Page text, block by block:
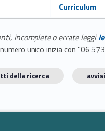
Curriculum
incomplete o errate leggi
unico inizia con "06
della ricerca avvisi